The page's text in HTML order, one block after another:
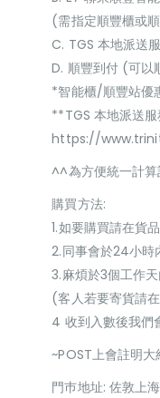
(需指定順豐櫃或
C. TGS 本地派送
D. 順豐到付 (可以
*智能櫃/順豐站優
**TGS 本地派送
https://
^^為方便統一計算
購買方法:
1.如要購買請在貨
2.同事會於24小時
3.麻煩於3個工作
(客人若要寄貨請
4 收到入數後我們
~POST上會註明
門巿地址: 佐敦上